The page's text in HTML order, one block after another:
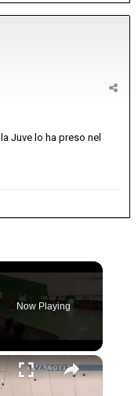
Juve lo ha preso nel
Now Playing
×
l’Adrano ospi